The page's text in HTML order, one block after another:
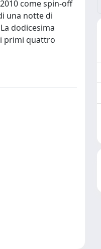
come spin-off
una notte di
dodicesima
primi quattro